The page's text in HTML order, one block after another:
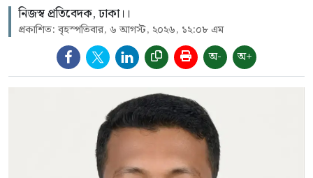
নিজস্ব প্রতিবেদক, ঢাকা।।
প্রকাশিত: বৃহস্পতিবার, ৬ আগস্ট, ২০২৬, ১২:০৮ এম
অ- অ+